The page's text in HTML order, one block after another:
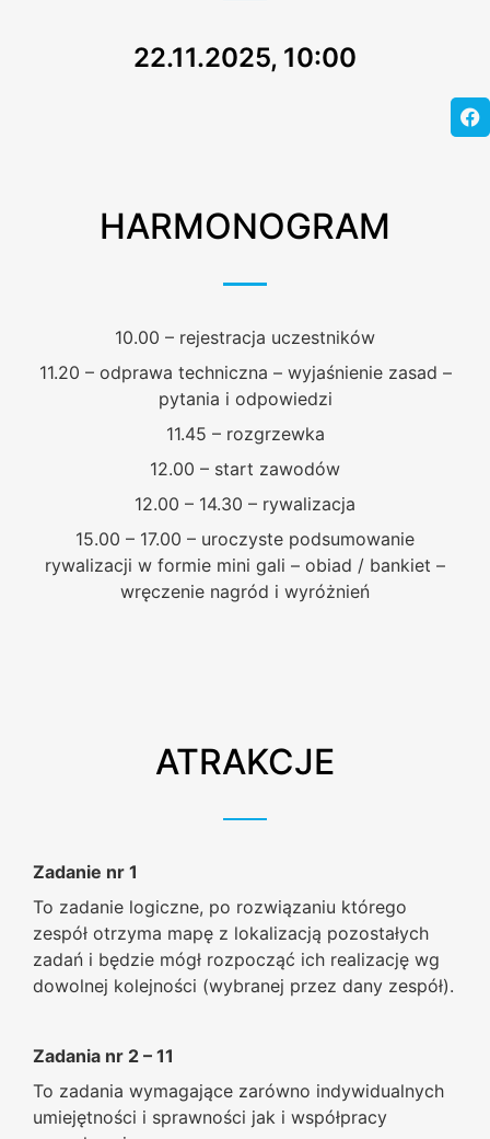
22.11.2025, 10:00
HARMONOGRAM
10.00 – rejestracja uczestników
11.20 – odprawa techniczna – wyjaśnienie zasad –
pytania i odpowiedzi
11.45 – rozgrzewka
12.00 – start zawodów
12.00 – 14.30 – rywalizacja
15.00 – 17.00 – uroczyste podsumowanie
rywalizacji w formie mini gali – obiad / bankiet –
wręczenie nagród i wyróżnień
ATRAKCJE
Zadanie nr 1
To zadanie logiczne, po rozwiązaniu którego
zespół otrzyma mapę z lokalizacją pozostałych
zadań i będzie mógł rozpocząć ich realizację wg
dowolnej kolejności (wybranej przez dany zespół).
Zadania nr 2 – 11
To zadania wymagające zarówno indywidualnych
umiejętności i sprawności jak i współpracy